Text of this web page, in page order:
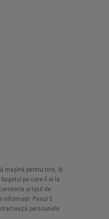
mașină pentru tine, îți
pe care îl ai la
și tipul de
informații. Pasul 5.
persoanele